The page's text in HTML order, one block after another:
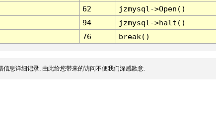
62
jzmysql->Open()
94
jzmysql->halt()
76 break()
信息详细记录, 由此给您带来的访问不便我们深感歉意.